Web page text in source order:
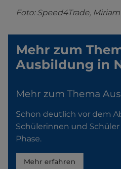
Foto: Speed4Trade, Miriam
Mehr zum
Ausbildung in
Mehr zum Thema
Schon deutlich vor dem
Schülerinnen und
Phase.
Mehr erfahren